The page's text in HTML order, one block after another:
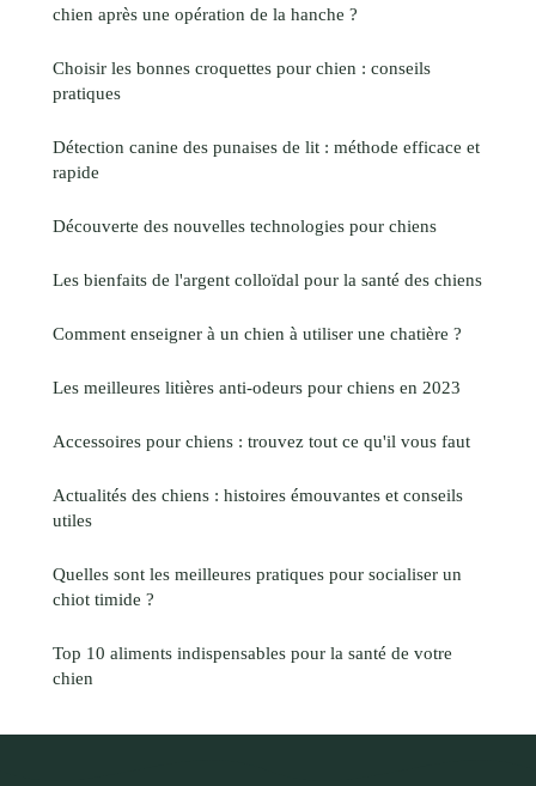
chien après une opération de la hanche ?
Choisir les bonnes croquettes pour chien : conseils
pratiques
Détection canine des punaises de lit : méthode efficace et
rapide
Découverte des nouvelles technologies pour chiens
Les bienfaits de l'argent colloïdal pour la santé des chiens
Comment enseigner à un chien à utiliser une chatière ?
Les meilleures litières anti-odeurs pour chiens en 2023
Accessoires pour chiens : trouvez tout ce qu'il vous faut
Actualités des chiens : histoires émouvantes et conseils
utiles
Quelles sont les meilleures pratiques pour socialiser un
chiot timide ?
Top 10 aliments indispensables pour la santé de votre
chien